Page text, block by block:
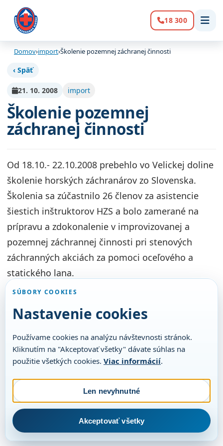
Volanie:
18 300
Domov›import›Školenie pozemnej záchranej činnosti
‹ Späť
21. 10. 2008 import
Školenie pozemnej
záchranej činnosti
Od 18.10.- 22.10.2008 prebehlo vo Velickej doline
školenie horských záchranárov zo Slovenska.
Školenia sa zúčastnilo 26 členov za asistencie
šiestich inštruktorov HZS a bolo zamerané na
prípravu a zdokonalenie v improvizovanej a
pozemnej záchrannej činnosti pri stenových
záchranných akciách za pomoci oceľového a
statického lana.
SÚBORY COOKIES
Nastavenie cookies
Používame cookies na analýzu návštevnosti stránok.
Kliknutím na "Akceptovať všetky" dávate súhlas na
použitie všetkých cookies. Viac informácií.
Len nevyhnutné
Akceptovať všetky